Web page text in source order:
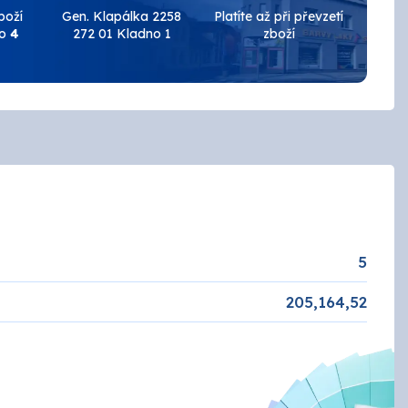
Keramické obklady
AUTOLAK - Škoda / VW
EFEKT
4
Gen. Klapálka 2258
272 01 Kladno 1
Platíte až při převzetí
zboží
5
205,164,52